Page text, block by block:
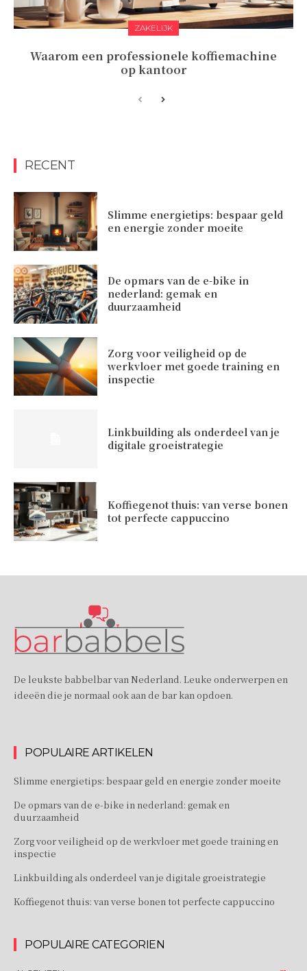
ZAKELIJK
Waarom een professionele koffiemachine
op kantoor
RECENT
Slimme energietips: bespaar geld
en energie zonder moeite
De opmars van de e-bike in
nederland: gemak en
duurzaamheid
Zorg voor veiligheid op de
werkvloer met goede training en
inspectie
Linkbuilding als onderdeel van je
digitale groeistrategie
Koffiegenot thuis: van verse bonen
tot perfecte cappuccino
De leukste babbelbar van Nederland. Leuke onderwerpen en
ideeën die je normaal ook aan de bar kan opdoen.
POPULAIRE ARTIKELEN
Slimme energietips: bespaar geld en energie zonder moeite
De opmars van de e-bike in nederland: gemak en
duurzaamheid
Zorg voor veiligheid op de werkvloer met goede training en
inspectie
Linkbuilding als onderdeel van je digitale groeistrategie
Koffiegenot thuis: van verse bonen tot perfecte cappuccino
POPULAIRE CATEGORIEN